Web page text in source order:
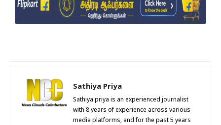
Sathiya Priya
Sathiya priya is an experienced journalist
with 8 years of experience across various
media platforms, and for the past 5 years